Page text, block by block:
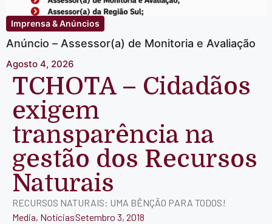
Imprensa & Anúncios
Anúncio – Assessor(a) de Monitoria e Avaliação
Agosto 4, 2026
TCHOTA – Cidadãos
exigem
transparência na
gestão dos Recursos
Naturais
RECURSOS NATURAIS: UMA BÊNÇÃO PARA TODOS!
Media, NotíciasSetembro 3, 2018